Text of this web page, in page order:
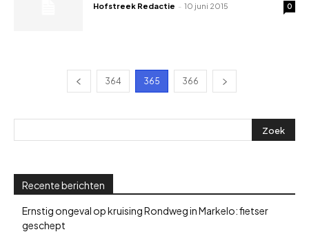
Hofstreek Redactie - 10 juni 2015 0
364 365 366
Recente berichten
Ernstig ongeval op kruising Rondweg in Markelo: fietser
geschept